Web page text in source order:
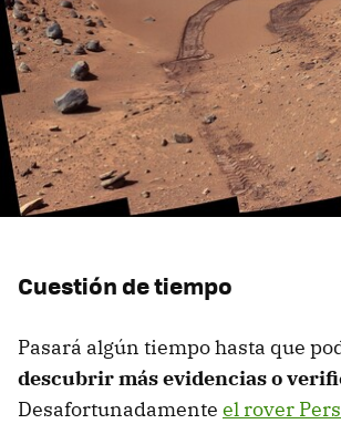
Cuestión de tiempo
Pasará algún tiempo hasta que
descubrir más evidencias o
Desafortunadamente el rover